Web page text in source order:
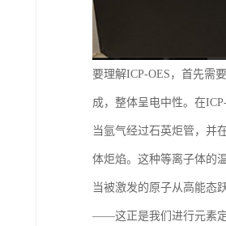
要理解ICP-OES，首先需
成，整体呈电中性。在
当氩气经过石英炬管，并
体炬焰。这种等离子体的
当被激发的原子从高能态
——这正是我们进行元素定